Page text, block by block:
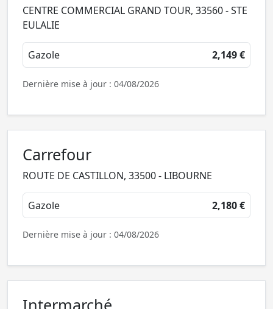
CENTRE COMMERCIAL GRAND TOUR, 33560 - STE
EULALIE
Gazole 2,149 €
Dernière mise à jour : 04/08/2026
Carrefour
ROUTE DE CASTILLON, 33500 - LIBOURNE
Gazole 2,180 €
Dernière mise à jour : 04/08/2026
Intermarché